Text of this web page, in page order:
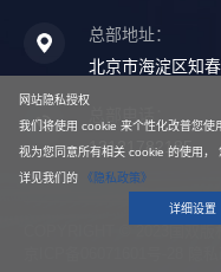
总部地址：
北京市海淀区知
13121782185
COPYRIGHT © 2023国双
网站隐私授权
我们将使用 cookie 来个性化改普您使
视为您同意所有相关 cookie 的使用，
详见我们的
《隐私政策》
详细设置